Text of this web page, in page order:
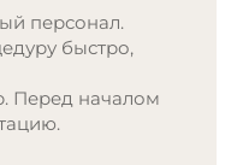
Цветовая
настроение.
Работают
Рекомендую